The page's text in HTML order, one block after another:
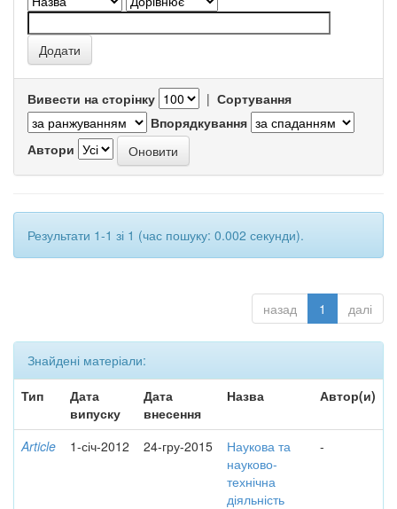
Вивести на сторінку | Сортування
Впорядкування
Автори
Результати 1-1 зі 1 (час пошуку: 0.002 секунди).
назад 1 далі
Знайдені матеріали:
Тип
Дата
випуску
Дата
внесення
Назва Автор(и)
Article 1-січ-2012 24-гру-2015
Наукова та
науково-
технічна
діяльність
-